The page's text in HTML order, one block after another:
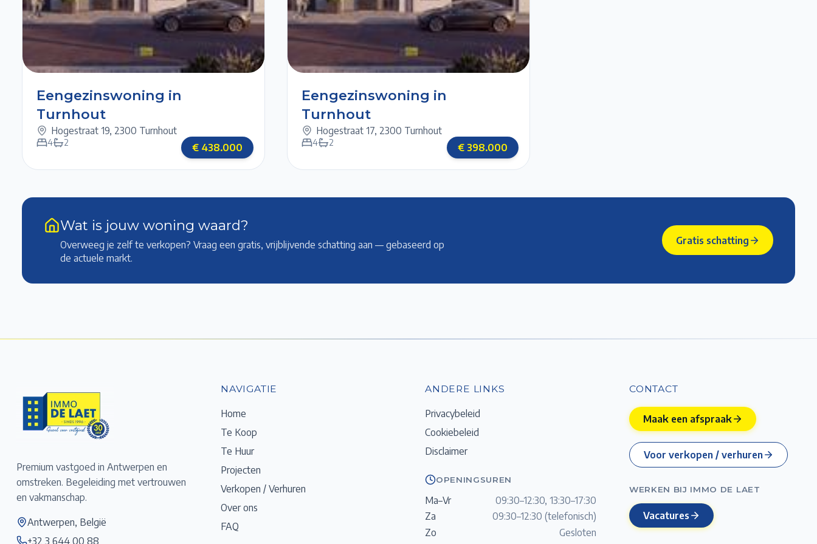
2/6 4/6 6/6
Eengezinswoning in
Turnhout
Hogestraat 19, 2300 Turnhout
4 2 € 438.000
2/6 4/6
Eengezinswoning in
Turnhout
Hogestraat 17, 2300 Turnhout
4 2 € 398.000
Wat is jouw woning waard?
Overweeg je zelf te verkopen? Vraag een gratis, vrijblijvende schatting aan — gebaseerd op
de actuele markt
Gratis schatting
Premium vastgoed in Antwerpen en
omstreken. Begeleiding met vertrouwen
en vakmanschap.
Antwerpen, België
+32 3 644 00 88
NAVIGATIE
Home
Te Koop
Te Huur
Projecten
Verkopen / Verhuren
Over ons
FAQ
ANDERE LINKS
Privacybeleid
Cookiebeleid
Disclaimer
OPENINGSUREN
Ma–Vr
09:30–12:30, 13:30–17:30
Za
09:30–12:30 (telefonisch)
Zo
Gesloten
CONTACT
Maak een afspraak
Voor verkopen / verhuren
WERKEN BIJ IMMO DE LAET
Vacatures